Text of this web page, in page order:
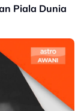
Piala Dunia